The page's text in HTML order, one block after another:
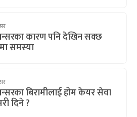
कारण पनि देखिन सक्छ
समस्या
बिरामीलाई होम केयर सेवा
दिने ?